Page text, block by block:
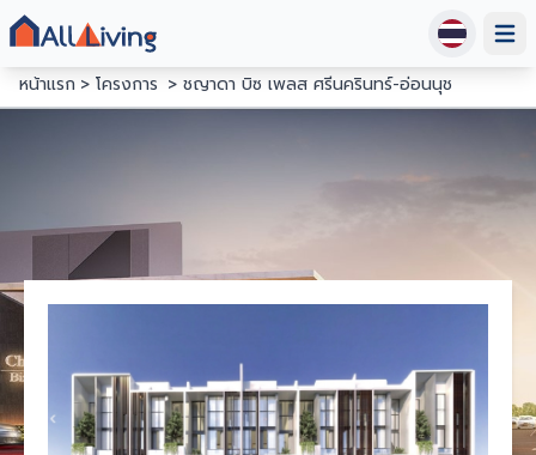
หน้าแรก
โครงการ ชญาดา บิซ เพลส ศรีนครินทร์-อ่อนนุช